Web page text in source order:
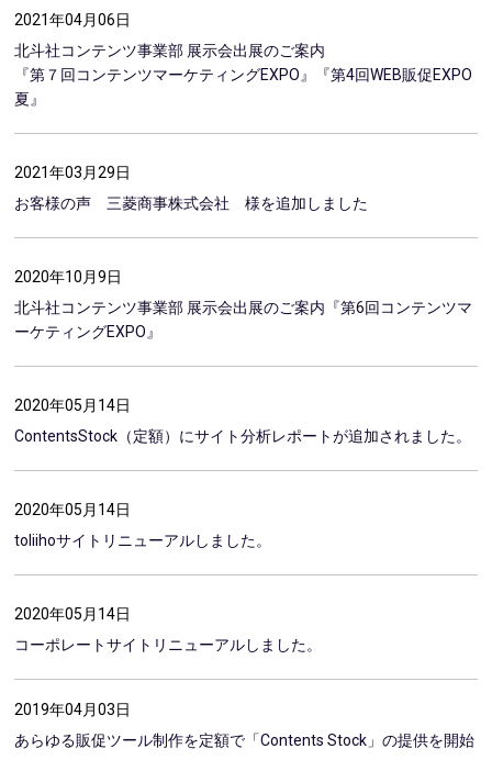
2021年04月06日
北斗社コンテンツ事業部 展示会出展のご案内
『第７回コンテンツマーケティングEXPO』『第4回WEB販促EXPO
夏』
2021年03月29日
お客様の声 三菱商事株式会社 様を追加しました
2020年10月9日
北斗社コンテンツ事業部 展示会出展のご案内『第6回コンテンツマ
ーケティングEXPO』
2020年05月14日
ContentsStock（定額）にサイト分析レポートが追加されました。
2020年05月14日
toliihoサイトリニューアルしました。
2020年05月14日
コーポレートサイトリニューアルしました。
2019年04月03日
あらゆる販促ツール制作を定額で「Contents Stock」の提供を開始